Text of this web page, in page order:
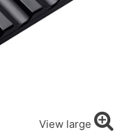
View large